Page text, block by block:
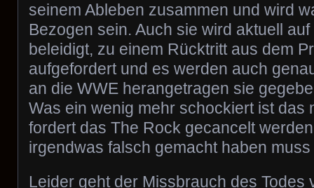
seinem Ableben zusammen und wird
Bezogen sein. Auch sie wird aktuell
beleidigt, zu einem Rücktritt aus dem
aufgefordert und es werden auch
an die WWE herangetragen sie
Was ein wenig mehr schockiert ist das
fordert das The Rock gecancelt
irgendwas falsch gemacht haben
Leider geht der Missbrauch des Todes